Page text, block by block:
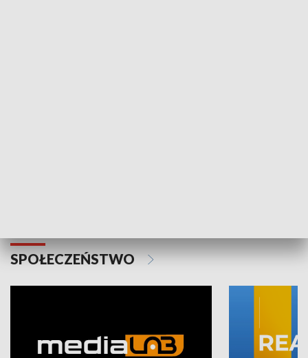
SPOŁECZEŃSTWO